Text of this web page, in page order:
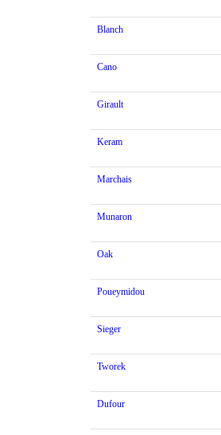
Blanch
Cano
Girault
Keram
Marchais
Munaron
Oak
Poueymidou
Sieger
Tworek
Dufour